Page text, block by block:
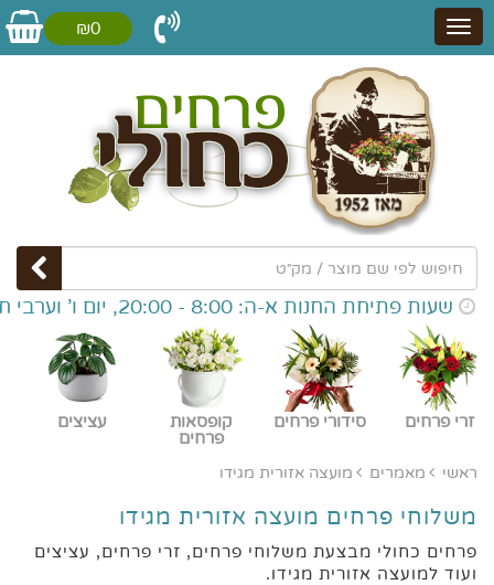
₪0
שעות פתיחת החנות א-ה: 8:00 - 20:00, יום ו' וערבי חג: 8:00 - 16:00,
זרי פרחים סידורי פרחים
קופסאות
פרחים
עציצים
ראשי מאמרים מועצה אזורית מגידו
משלוחי פרחים מועצה אזורית מגידו
פרחים כחולי מבצעת משלוחי פרחים, זרי פרחים, עציצים
ועוד למועצה אזורית מגידו.